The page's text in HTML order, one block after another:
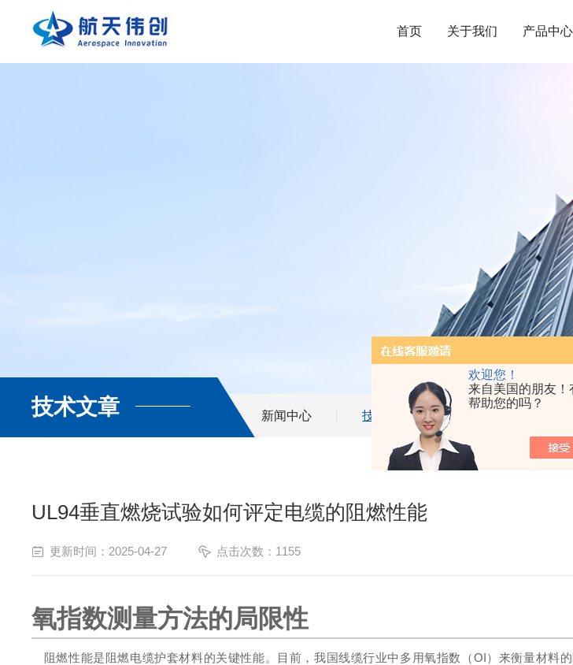
欢迎您！
来自美国的朋友！
帮助您的吗？
首页 关于我们 产品中心
技术文章 新闻中心 技术文章
UL94垂直燃烧试验如何评定电缆的阻燃性能
更新时间：2025-04-27 点击次数：1155
氧指数测量方法的局限性
阻燃性能是阻燃电缆护套材料的关键性能。目前，我国线缆行业中多用氧指数（OI）来衡量材料